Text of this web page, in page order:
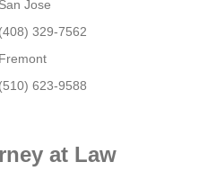
San Jose
(408) 329-7562
Fremont
(510) 623-9588
at Law